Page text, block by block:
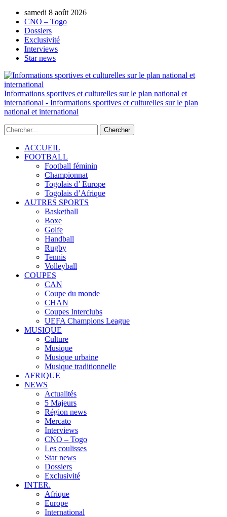
samedi 8 août 2026
CNO – Togo
Dossiers
Exclusivité
Interviews
Star news
Informations sportives et culturelles sur le plan national et
international - Informations sportives et culturelles sur le plan
national et international
ACCUEIL
FOOTBALL
Football féminin
Championnat
Togolais d’ Europe
Togolais d’Afrique
AUTRES SPORTS
Basketball
Boxe
Golfe
Handball
Rugby
Tennis
Volleyball
COUPES
CAN
Coupe du monde
CHAN
Coupes Interclubs
UEFA Champions League
MUSIQUE
Culture
Musique
Musique urbaine
Musique traditionnelle
AFRIQUE
NEWS
Actualités
5 Majeurs
Région news
Mercato
Interviews
CNO – Togo
Les coulisses
Star news
Dossiers
Exclusivité
INTER.
Afrique
Europe
International
AUTORISATION DE LA HAAC N°0134/HAAC/12-